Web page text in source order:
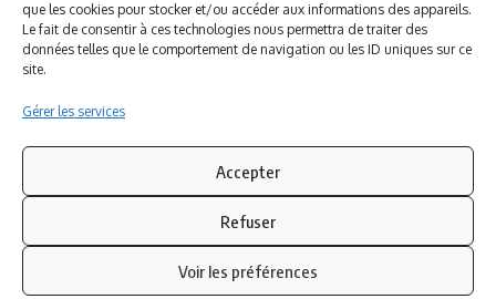
que les cookies pour stocker et/ou accéder aux informations des appareils.
Le fait de consentir à ces technologies nous permettra de traiter des
données telles que le comportement de navigation ou les ID uniques sur ce
site.
Gérer les services
Accepter
Refuser
Voir les préférences